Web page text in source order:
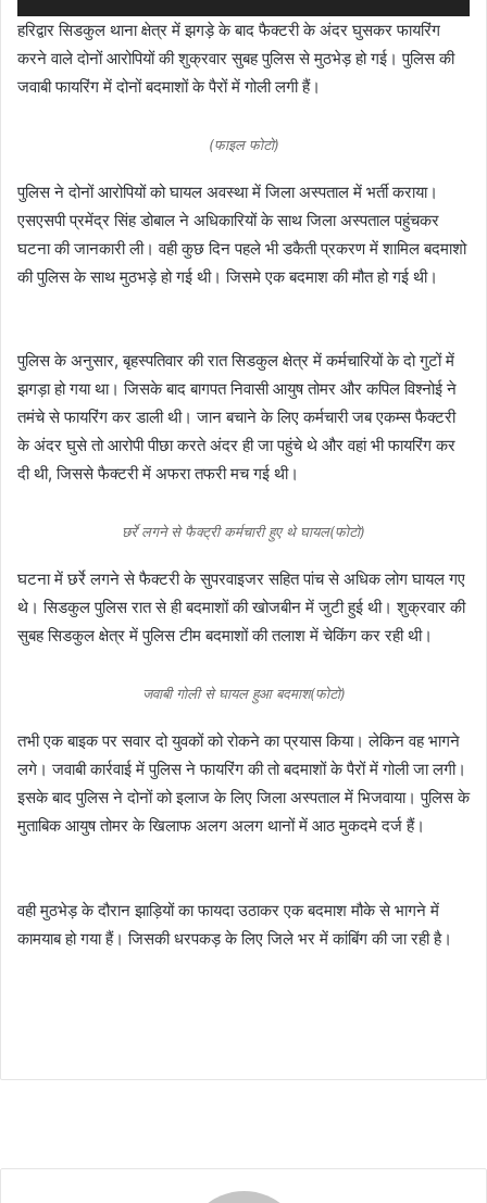
हरिद्वार सिडकुल थाना क्षेत्र में झगड़े के बाद फैक्टरी के अंदर घुसकर फायरिंग
करने वाले दोनों आरोपियों की शुक्रवार सुबह पुलिस से मुठभेड़ हो गई। पुलिस की
जवाबी फायरिंग में दोनों बदमाशों के पैरों में गोली लगी हैं।
(फाइल फोटो)
पुलिस ने दोनों आरोपियों को घायल अवस्था में जिला अस्पताल में भर्ती कराया।
एसएसपी प्रमेंद्र सिंह डोबाल ने अधिकारियों के साथ जिला अस्पताल पहुंचकर
घटना की जानकारी ली। वही कुछ दिन पहले भी डकैती प्रकरण में शामिल बदमाशो
की पुलिस के साथ मुठभड़े हो गई थी। जिसमे एक बदमाश की मौत हो गई थी।
पुलिस के अनुसार, बृहस्पतिवार की रात सिडकुल क्षेत्र में कर्मचारियों के दो गुटों में
झगड़ा हो गया था। जिसके बाद बागपत निवासी आयुष तोमर और कपिल विश्नोई ने
तमंचे से फायरिंग कर डाली थी। जान बचाने के लिए कर्मचारी जब एकम्स फैक्टरी
के अंदर घुसे तो आरोपी पीछा करते अंदर ही जा पहुंचे थे और वहां भी फायरिंग कर
दी थी, जिससे फैक्टरी में अफरा तफरी मच गई थी।
छर्रे लगने से फैक्ट्री कर्मचारी हुए थे घायल(फोटो)
घटना में छर्रे लगने से फैक्टरी के सुपरवाइजर सहित पांच से अधिक लोग घायल गए
थे। सिडकुल पुलिस रात से ही बदमाशों की खोजबीन में जुटी हुई थी। शुक्रवार की
सुबह सिडकुल क्षेत्र में पुलिस टीम बदमाशों की तलाश में चेकिंग कर रही थी।
जवाबी गोली से घायल हुआ बदमाश(फोटो)
तभी एक बाइक पर सवार दो युवकों को रोकने का प्रयास किया। लेकिन वह भागने
लगे। जवाबी कार्रवाई में पुलिस ने फायरिंग की तो बदमाशों के पैरों में गोली जा लगी।
इसके बाद पुलिस ने दोनों को इलाज के लिए जिला अस्पताल में भिजवाया। पुलिस के
मुताबिक आयुष तोमर के खिलाफ अलग अलग थानों में आठ मुकदमे दर्ज हैं।
वही मुठभेड़ के दौरान झाड़ियों का फायदा उठाकर एक बदमाश मौके से भागने में
कामयाब हो गया हैं। जिसकी धरपकड़ के लिए जिले भर में कांबिंग की जा रही है।